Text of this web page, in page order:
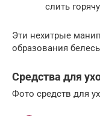
слить
Эти нехитрые
образования
Средства для
Фото средств для